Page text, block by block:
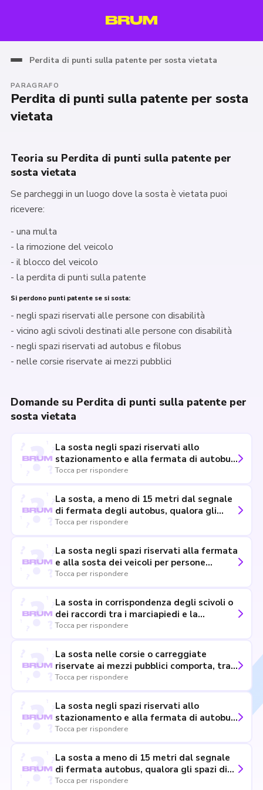
Perdita di punti sulla patente per sosta vietata
PARAGRAFO
Perdita di punti sulla patente per sosta
vietata
Teoria su Perdita di punti sulla patente per
sosta vietata
Se parcheggi in un luogo dove la sosta è vietata puoi
ricevere:
- una multa
- la rimozione del veicolo
- il blocco del veicolo
- la perdita di punti sulla patente
Si perdono punti patente se si sosta:
- negli spazi riservati alle persone con disabilità
- vicino agli scivoli destinati alle persone con disabilità
- negli spazi riservati ad autobus e filobus
- nelle corsie riservate ai mezzi pubblici
Domande su Perdita di punti sulla patente per
sosta vietata
La sosta negli spazi riservati allo
stazionamento e alla fermata di autobus,
filobus e veicoli circolanti su rotaia
punti dalla patente.
Tocca per rispondere
La sosta, a meno di 15 metri dal segnale
di fermata degli autobus, qualora gli
spazi di fermata non siano delimitati,
punti dalla patente
Tocca per rispondere
La sosta negli spazi riservati alla fermata
e alla sosta dei veicoli per persone
invalide, comporta, tra l'altro, la
Tocca per rispondere
La sosta in corrispondenza degli scivoli o
dei raccordi tra i marciapiedi e la
carreggiata utilizzati dai veicoli per
sottrazione di punti dalla patente
Tocca per rispondere
La sosta nelle corsie o carreggiate
riservate ai mezzi pubblici comporta, tra
l'altro, la sottrazione di punti dalla
Tocca per rispondere
La sosta negli spazi riservati allo
stazionamento e alla fermata di autobus,
filobus e veicoli circolanti su rotaia, è
Tocca per rispondere
La sosta a meno di 15 metri dal segnale
di fermata autobus, qualora gli spazi di
stazionamento non siano delimitati, è
Tocca per rispondere